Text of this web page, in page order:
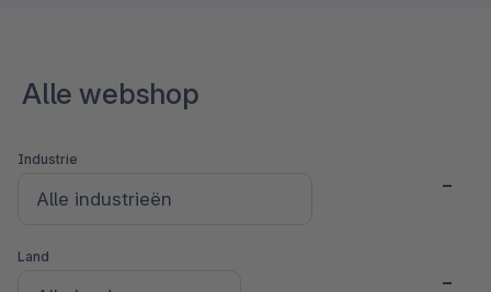
Alle webshop
Industrie
Land